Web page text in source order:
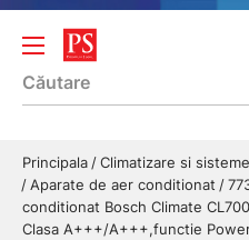
Principala Climatizare si
Aparate de aer conditionat
conditionat Bosch Climate
Clasa A+++/A+++,functie